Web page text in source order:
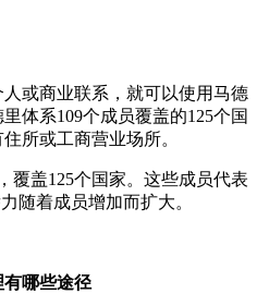
或商业联系，就可以使用马德
体系109个成员覆盖的125个国
所或工商营业场所。
覆盖125个国家。这些成员代表
随着成员增加而扩大。
哪些途径